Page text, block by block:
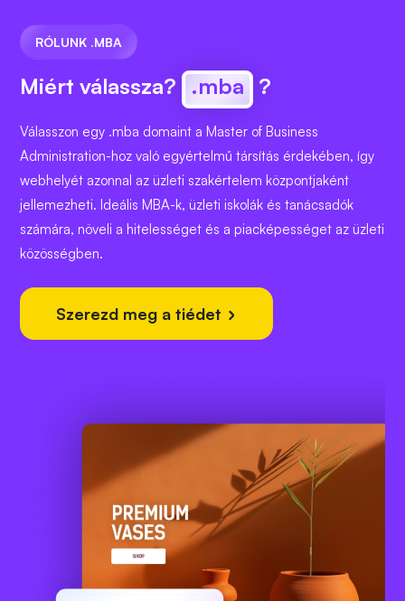
RÓLUNK .MBA
Miért válassza? .mba ?
Válasszon egy .mba domaint a Master of Business
Administration-hoz való egyértelmű társítás érdekében, így
webhelyét azonnal az üzleti szakértelem központjaként
jellemezheti. Ideális MBA-k, üzleti iskolák és tanácsadók
számára, növeli a hitelességet és a piacképességet az üzleti
közösségben.
Szerezd meg a tiédet